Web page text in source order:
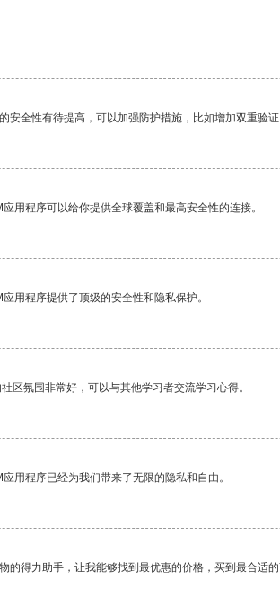
安全性有待提高，可以加强防护措施，比如增加双重验
用程序可以给你提供全球覆盖和最高安全性的连接。
用程序提供了顶级的安全性和隐私保护。
区氛围非常好，可以与其他学习者交流学习心得。
用程序已经为我们带来了无限的隐私和自由。
的得力助手，让我能够找到最优惠的价格，买到最合适